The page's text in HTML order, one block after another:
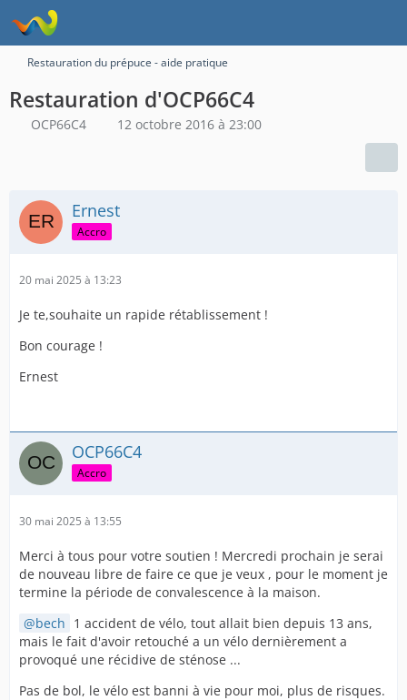
Restauration du prépuce - aide pratique
Restauration d'OCP66C4
OCP66C4 12 octobre 2016 à 23:00
Ernest
Accro
20 mai 2025 à 13:23
Je te,souhaite un rapide rétablissement !
Bon courage !
Ernest
OCP66C4
Accro
30 mai 2025 à 13:55
Merci à tous pour votre soutien ! Mercredi prochain je serai
de nouveau libre de faire ce que je veux , pour le moment je
termine la période de convalescence à la maison.
bech 1 accident de vélo, tout allait bien depuis 13 ans,
mais le fait d'avoir retouché a un vélo dernièrement a
provoqué une récidive de sténose ...
Pas de bol, le vélo est banni à vie pour moi, plus de risques.